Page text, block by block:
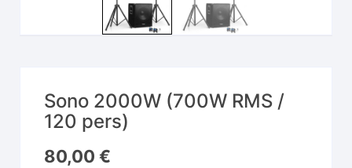
Sono 2000W (700W RMS /
120 pers)
80,00 €